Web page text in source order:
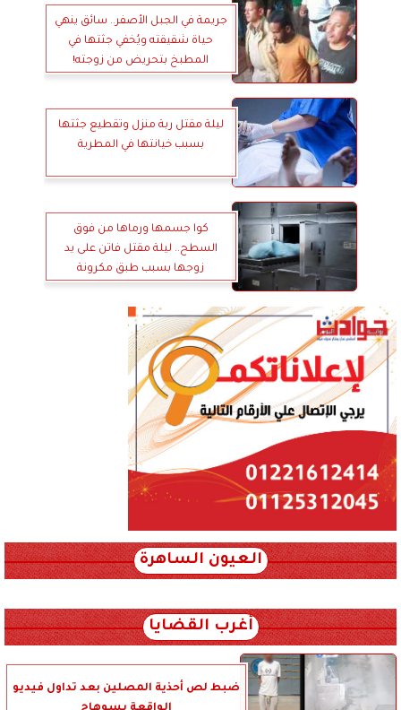
جريمة في الجبل الأصفر.. سائق ينهي
حياة شقيقته ويُخفي جثتها في
المطبخ بتحريض من زوجته!
ليلة مقتل ربة منزل وتقطيع جثتها
بسبب خيانتها في المطرية
كوا جسمها ورماها من فوق
السطح.. ليلة مقتل فاتن على يد
زوجها بسبب طبق مكرونة
العيون الساهرة
أغرب القضايا
ضبط لص أحذية المصلين بعد تداول فيديو